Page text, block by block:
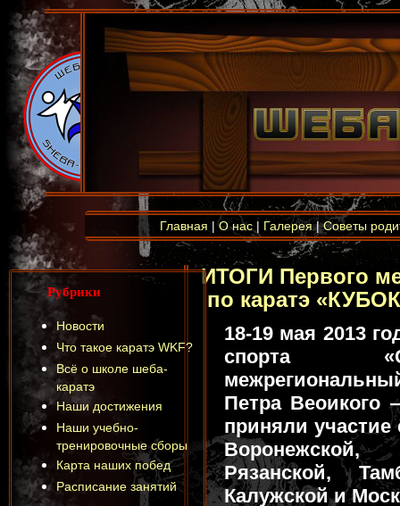
Главная |О нас | Галерея|Советы
ИТОГИ Первого
по каратэ
18-19 мая 2013
спорта
Петра Веоикого
приняли
Воронежской,
Рязанской,
Калужской и
Рубрики
Новости
Что такое каратэ WKF?
Всё о школе шеба-
каратэ
Наши достижения
Наши учебно-
тренировочные сборы
Карта наших побед
Расписание занятий